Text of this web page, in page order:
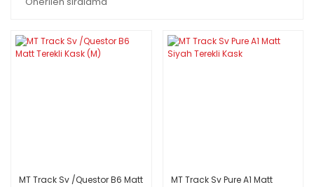
MT Track Sv /Questor B6 Matt
MT Track Sv Pure A1 Matt